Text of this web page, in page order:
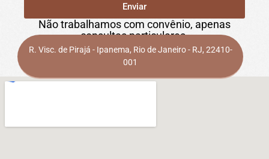
Enviar
Não trabalhamos com convênio, apenas
consultas particulares.
R. Visc. de Pirajá - Ipanema, Rio de Janeiro - RJ, 22410-
001